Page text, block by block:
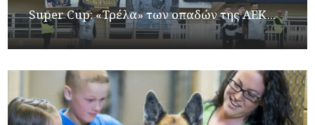
Super Cup: «Τρέλα» των οπαδών της ΑΕΚ...